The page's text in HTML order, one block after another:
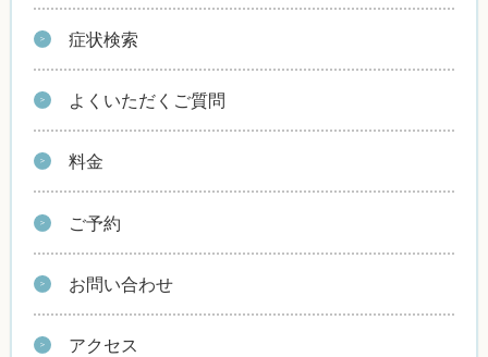
症状検索
よくいただくご質問
料金
ご予約
お問い合わせ
アクセス